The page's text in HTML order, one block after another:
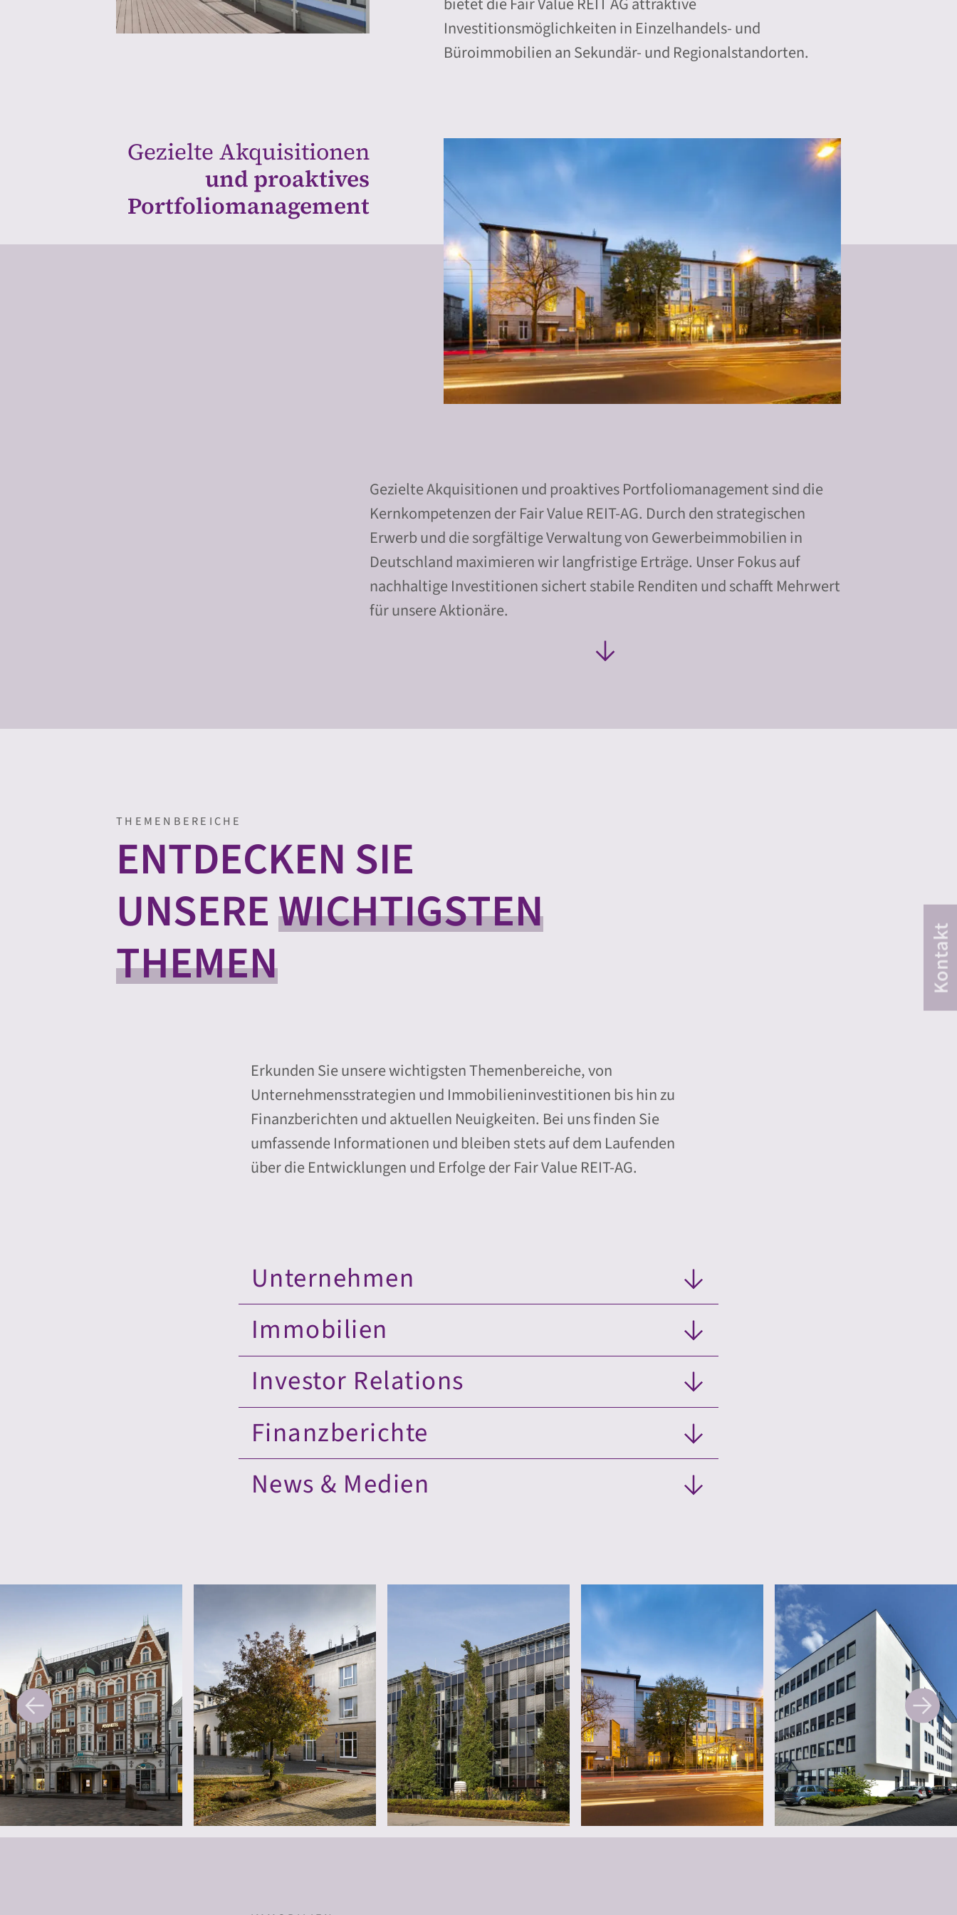
Investitionsmöglichkeiten in Einzelhandels- und
Büroimmobilien an Sekundär- und Regionalstandorten.
Gezielte Akquisitionen
und proaktives
Portfoliomanagement
Gezielte Akquisitionen und proaktives Portfoliomanagement sind die
Kernkompetenzen der Fair Value REIT-AG. Durch den strategischen
Erwerb und die sorgfältige Verwaltung von Gewerbeimmobilien in
Deutschland maximieren wir langfristige Erträge. Unser Fokus auf
nachhaltige Investitionen sichert stabile Renditen und schafft Mehrwert
für unsere Aktionäre.
THEMENBEREICHE
ENTDECKEN SIE
UNSEREWICHTIGSTEN
THEMEN
Erkunden Sie unsere wichtigsten Themenbereiche, von
Unternehmensstrategien und Immobilieninvestitionen bis hin zu
Finanzberichten und aktuellen Neuigkeiten. Bei uns finden Sie
umfassende Informationen und bleiben stets auf dem Laufenden
über die Entwicklungen und Erfolge der Fair Value REIT-AG.
Unternehmen
Immobilien
Investor Relations
Finanzberichte
News & Medien